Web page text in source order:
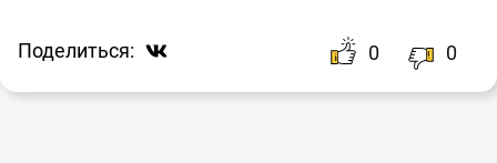
Поделиться: 0 0